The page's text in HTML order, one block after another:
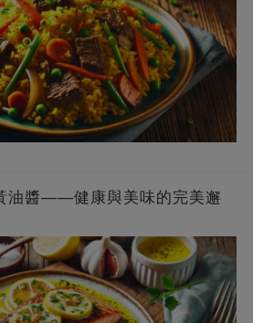
油醬——健康與美味的完美邂